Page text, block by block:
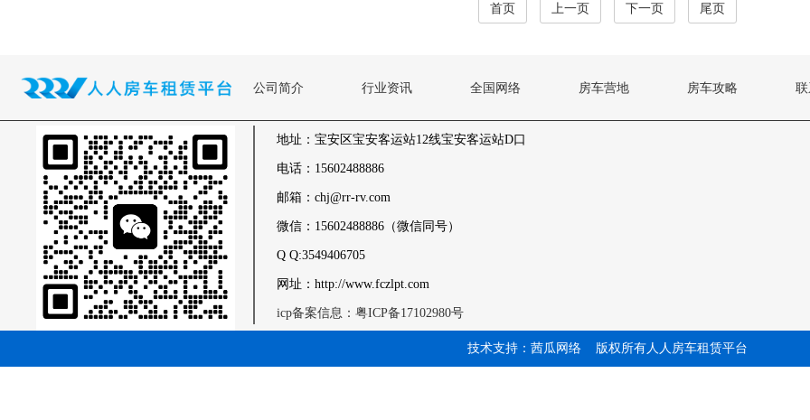
首页 上一页 下一页 尾页
公司简介 行业资讯 全国网络 房车营地 房车攻略
地址：宝安区宝安客运站12线宝安客运站D口
电话：15602488886
邮箱：chj@rr-rv.com
微信：15602488886（微信同号）
Q Q:3549406705
网址：http://www.fczlpt.com
icp备案信息：粤ICP备17102980号
技术支持：茜瓜网络 版权所有人人房车租赁平台